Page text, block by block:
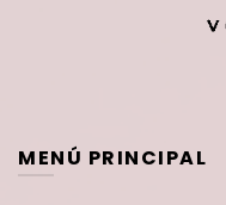
MENÚ PRINCIPAL